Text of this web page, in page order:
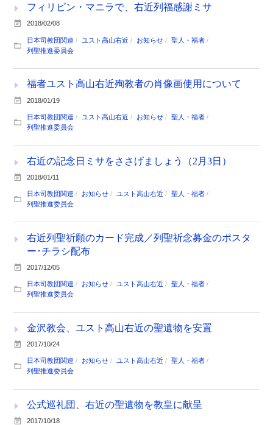
フィリピン・マニラで、右近列福感謝ミサ
2018/02/08
日本司教団関連 ユスト高山右近 お知らせ
聖人・福者
列聖推進委員会
福者ユスト高山右近殉教者の肖像画使用について
2018/01/19
日本司教団関連 ユスト高山右近 お知らせ
聖人・福者
列聖推進委員会
右近の記念日ミサをささげましょう（2月3日）
2018/01/11
日本司教団関連 お知らせ ユスト高山右近
聖人・福者
列聖推進委員会
右近列聖祈願のカード完成／列聖祈念募金のポスタ
ー･チラシ配布
2017/12/05
日本司教団関連 お知らせ ユスト高山右近
聖人・福者
列聖推進委員会
金沢教会、ユスト高山右近の聖遺物を安置
2017/10/24
日本司教団関連 お知らせ ユスト高山右近
聖人・福者
列聖推進委員会
公式巡礼団、右近の聖遺物を教皇に献呈
2017/10/18